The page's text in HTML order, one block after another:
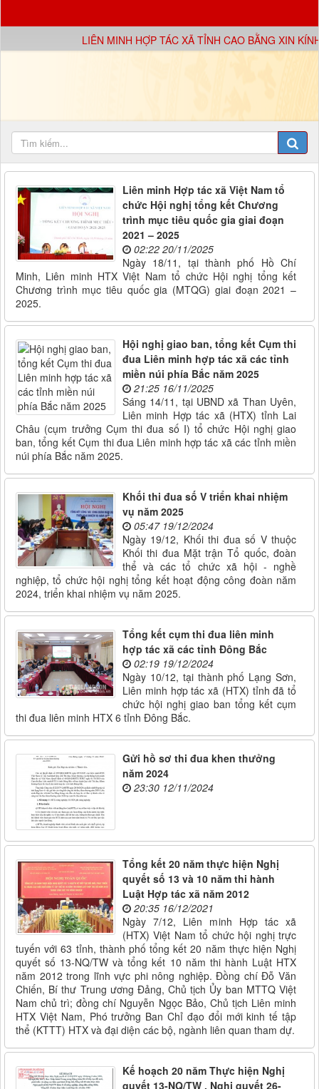
LIÊN MINH HỢP TÁC XÃ TỈNH CAO BẰNG XIN KÍNH
Liên minh Hợp tác xã Việt Nam tổ
chức Hội nghị tổng kết Chương
trình mục tiêu quốc gia giai đoạn
2021 – 2025
02:22 20/11/2025
Ngày 18/11, tại thành phố Hồ Chí
Minh, Liên minh HTX Việt Nam tổ chức Hội nghị tổng kết
Chương trình mục tiêu quốc gia (MTQG) giai đoạn 2021 –
2025.
Hội nghị giao ban, tổng kết Cụm thi
đua Liên minh hợp tác xã các tỉnh
miền núi phía Bắc năm 2025
21:25 16/11/2025
Sáng 14/11, tại UBND xã Than Uyên,
Liên minh Hợp tác xã (HTX) tỉnh Lai
Châu (cụm trưởng Cụm thi đua số I) tổ chức Hội nghị giao
ban, tổng kết Cụm thi đua Liên minh hợp tác xã các tỉnh miền
núi phía Bắc năm 2025.
Khối thi đua số V triển khai nhiệm
vụ năm 2025
05:47 19/12/2024
Ngày 19/12, Khối thi đua số V thuộc
Khối thi đua Mặt trận Tổ quốc, đoàn
thể và các tổ chức xã hội - nghề
nghiệp, tổ chức hội nghị tổng kết hoạt động công đoàn năm
2024, triển khai nhiệm vụ năm 2025.
Tổng kết cụm thi đua liên minh
hợp tác xã các tỉnh Đông Bắc
02:19 19/12/2024
Ngày 10/12, tại thành phố Lạng Sơn,
Liên minh hợp tác xã (HTX) tỉnh đã tổ
chức hội nghị giao ban tổng kết cụm
thi đua liên minh HTX 6 tỉnh Đông Bắc.
Gửi hồ sơ thi đua khen thưởng
năm 2024
23:30 12/11/2024
Tổng kết 20 năm thực hiện Nghị
quyết số 13 và 10 năm thi hành
Luật Hợp tác xã năm 2012
20:35 16/12/2021
Ngày 7/12, Liên minh Hợp tác xã
(HTX) Việt Nam tổ chức hội nghị trực
tuyến với 63 tỉnh, thành phố tổng kết 20 năm thực hiện Nghị
quyết số 13-NQ/TW và tổng kết 10 năm thi hành Luật HTX
năm 2012 trong lĩnh vực phi nông nghiệp. Đồng chí Đỗ Văn
Chiến, Bí thư Trung ương Đảng, Chủ tịch Ủy ban MTTQ Việt
Nam chủ trì; đồng chí Nguyễn Ngọc Bảo, Chủ tịch Liên minh
HTX Việt Nam, Phó trưởng Ban Chỉ đạo đổi mới kinh tế tập
thể (KTTT) HTX và đại diện các bộ, ngành liên quan tham dự.
Kế hoạch 20 năm Thực hiện Nghị
quyết 13-NQ/TW , Nghị quyết 26-